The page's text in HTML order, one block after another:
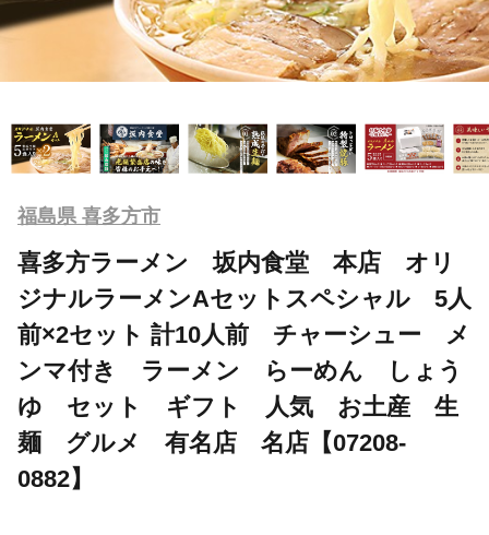
福島県 喜多方市
喜多方ラーメン 坂内食堂 本店 オリ
ジナルラーメンAセットスペシャル 5人
前×2セット 計10人前 チャーシュー メ
ンマ付き ラーメン らーめん しょう
ゆ セット ギフト 人気 お土産 生
麺 グルメ 有名店 名店【07208-
0882】